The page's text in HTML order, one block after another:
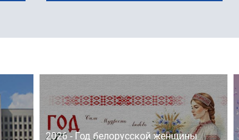
2026 - Год белорусской женщины